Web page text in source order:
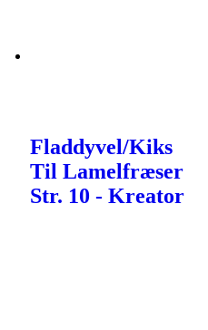
Fladdyvel/Kiks
Til Lamelfræser
Str. 10 - Kreator